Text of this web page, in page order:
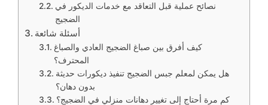
نصائح عملية قبل التعاقد مع خدمات الديكور في
الضجيج
أسئلة شائعة
كيف أفرق بين صباغ الضجيج العادي والصباغ
المحترف؟
هل يمكن لمعلم جبس الضجيج تنفيذ ديكورات حديثة
بدون دهان؟
كم مرة أحتاج إلى تغيير دهانات منزلي في الضجيج؟